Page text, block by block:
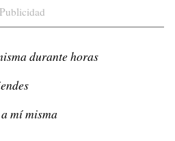
Publicidad
durante horas
mí misma